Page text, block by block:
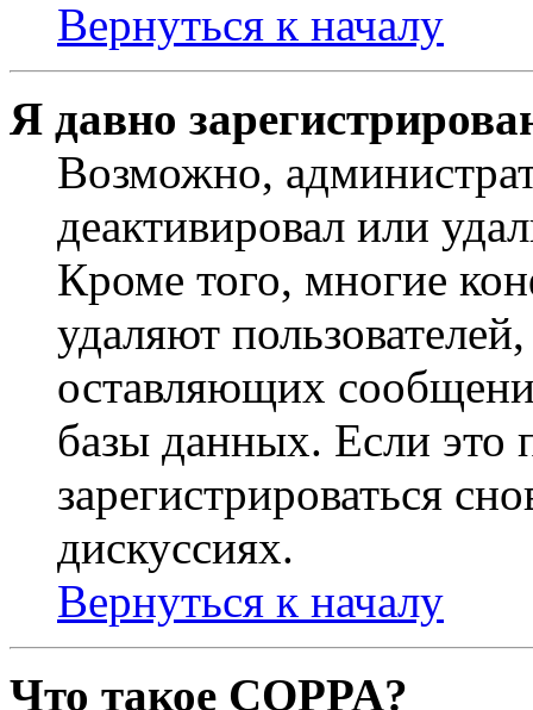
Вернуться к началу
Я давно
Возможно,
деактивировал или
Кроме того, многие
удаляют
оставляющих
базы данных. Если это
зарегистрироваться
дискуссиях.
Вернуться к началу
Что такое COPPA?